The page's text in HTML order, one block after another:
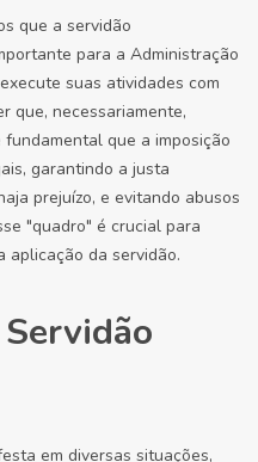
que a servidão
para a Administração
suas atividades com
que, necessariamente,
que a imposição
garantindo a justa
prejuízo, e evitando abusos
"quadro" é crucial para
aplicação da servidão.
em diversas situações,